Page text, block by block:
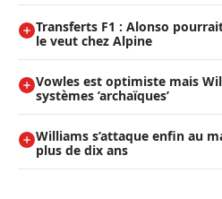
Transferts F1 : Alonso
le veut chez Alpine
Vowles est optimiste mais
systèmes ’archaïques’
Williams s’attaque enfin au
plus de dix ans